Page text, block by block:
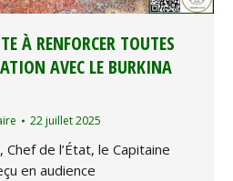
À RENFORCER TOUTES
AVEC LE BURKINA
22 juillet 2025
de l’État, le Capitaine
en audience